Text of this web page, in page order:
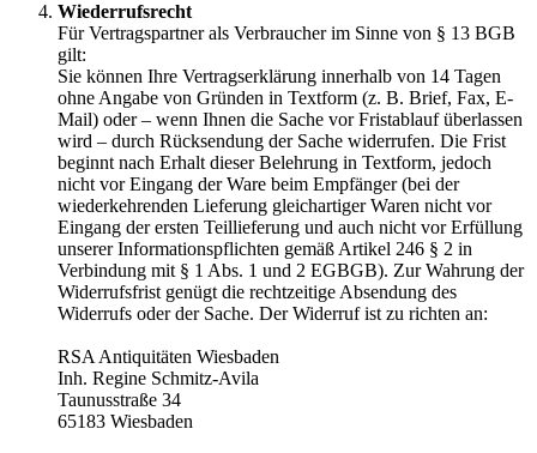
Wiederrufsrecht
Für Vertragspartner als Verbraucher im Sinne von § 13 BGB
gilt:
Sie können Ihre Vertragserklärung innerhalb von 14 Tagen
ohne Angabe von Gründen in Textform (z. B. Brief, Fax, E-
Mail) oder – wenn Ihnen die Sache vor Fristablauf überlassen
wird – durch Rücksendung der Sache widerrufen. Die Frist
beginnt nach Erhalt dieser Belehrung in Textform, jedoch
nicht vor Eingang der Ware beim Empfänger (bei der
wiederkehrenden Lieferung gleichartiger Waren nicht vor
Eingang der ersten Teillieferung und auch nicht vor Erfüllung
unserer Informationspflichten gemäß Artikel 246 § 2 in
Verbindung mit § 1 Abs. 1 und 2 EGBGB). Zur Wahrung der
Widerrufsfrist genügt die rechtzeitige Absendung des
Widerrufs oder der Sache. Der Widerruf ist zu richten an:
RSA Antiquitäten Wiesbaden
Inh. Regine Schmitz-Avila
Taunusstraße 34
65183 Wiesbaden